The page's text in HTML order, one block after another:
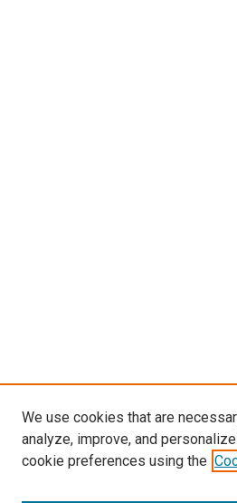
We use cookies that are
analyze, improve, and
cookie preferences using the